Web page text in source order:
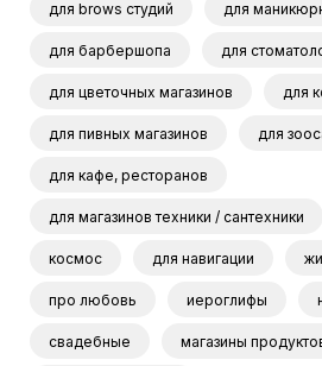
для brows студий для
для барбершопа для
для цветочных магазинов для
для пивных магазинов для
для кафе, ресторанов
для магазинов техники / сантехники
космос для навигации
про любовь иероглифы
свадебные магазины